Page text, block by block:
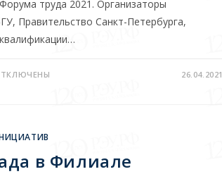
труда 2021. Организаторы
Правительство Санкт-Петербурга,
26.04.2021
в Филиале